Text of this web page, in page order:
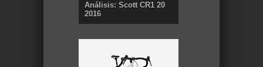
Análisis: Scott CR1 20
2016